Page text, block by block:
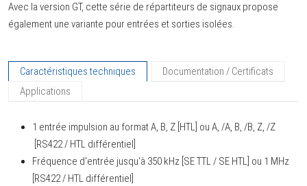
Avec la version GT, cette série de répartiteurs de signaux propose
également une variante pour entrées et sorties isolées.
Caractéristiques techniques
Documentation / Certificats
Applications
1 entrée impulsion au format A, B, Z [HTL] ou A, /A, B, /B, Z, /Z
[RS422 / HTL différentiel]
Fréquence d'entrée jusqu'à 350 kHz [SE TTL / SE HTL] ou 1 MHz
[RS422 / HTL différentiel]